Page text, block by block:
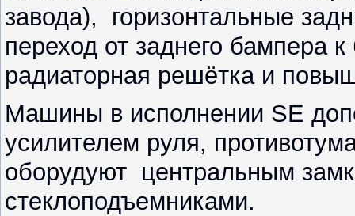
завода), горизонтальные
переход от заднего бампера
радиаторная решётка и
Машины в исполнении SE
усилителем руля,
оборудуют центральным
стеклоподъемниками.